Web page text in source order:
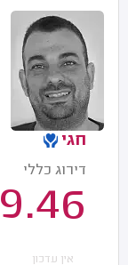
חגי
דירוג כללי
9.46
אין עדכון